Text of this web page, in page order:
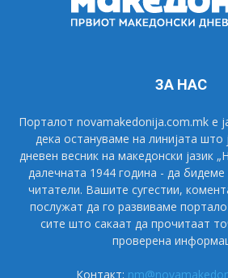
ЗА НАС
Порталот novamakedonija.com.mk е
дека остануваме на линијата што
дневен весник на македонски јазик
далечната 1944 година - да
читатели. Вашите сугестии,
послужат да го развиваме
сите што сакаат да прочитаат
проверена
Контакт: